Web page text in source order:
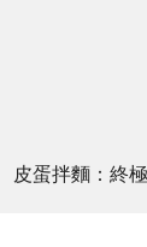
皮蛋拌麵：終